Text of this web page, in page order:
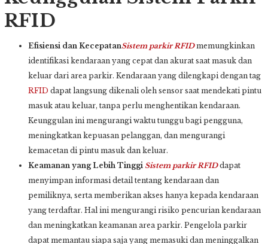
RFID
Efisiensi dan KecepatanSistem parkir RFID memungkinkan
identifikasi kendaraan yang cepat dan akurat saat masuk dan
keluar dari area parkir. Kendaraan yang dilengkapi dengan tag
RFID dapat langsung dikenali oleh sensor saat mendekati pintu
masuk atau keluar, tanpa perlu menghentikan kendaraan.
Keunggulan ini mengurangi waktu tunggu bagi pengguna,
meningkatkan kepuasan pelanggan, dan mengurangi
kemacetan di pintu masuk dan keluar.
Keamanan yang Lebih Tinggi Sistem parkir RFID dapat
menyimpan informasi detail tentang kendaraan dan
pemiliknya, serta memberikan akses hanya kepada kendaraan
yang terdaftar. Hal ini mengurangi risiko pencurian kendaraan
dan meningkatkan keamanan area parkir. Pengelola parkir
dapat memantau siapa saja yang memasuki dan meninggalkan